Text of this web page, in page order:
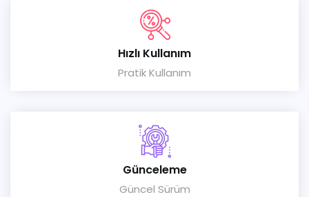
Hızlı Kullanım
Pratik Kullanım
Günceleme
Güncel Sürüm